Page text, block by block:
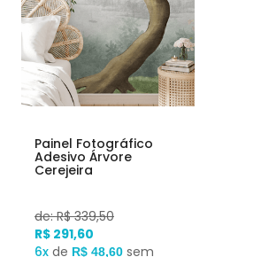
Painel Fotográfico
Adesivo Árvore
Cerejeira
de: R$ 339,50
R$ 291,60
6x de R$ 48,60 sem